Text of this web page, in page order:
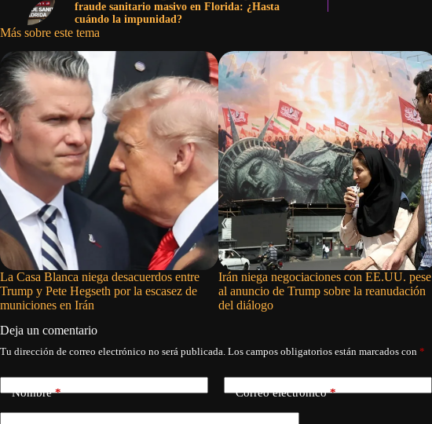
fraude sanitario masivo en Florida: ¿Hasta
cuándo la impunidad?
Más sobre este tema
La Casa Blanca niega desacuerdos entre
Trump y Pete Hegseth por la escasez de
municiones en Irán
Irán niega negociaciones con EE.UU. pese
al anuncio de Trump sobre la reanudación
del diálogo
Deja un comentario
Tu dirección de correo electrónico no será publicada. Los campos obligatorios están marcados con *
Nombre* Correo electrónico*